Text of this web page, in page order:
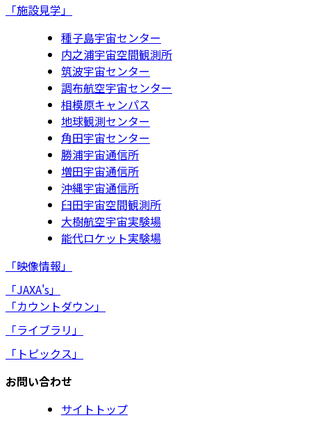
「施設見学」
種子島宇宙センター
内之浦宇宙空間観測所
筑波宇宙センター
調布航空宇宙センター
相模原キャンパス
地球観測センター
角田宇宙センター
勝浦宇宙通信所
増田宇宙通信所
沖縄宇宙通信所
臼田宇宙空間観測所
大樹航空宇宙実験場
能代ロケット実験場
「映像情報」
「JAXA's」
「カウントダウン」
「ライブラリ」
「トピックス」
お問い合わせ
サイトトップ